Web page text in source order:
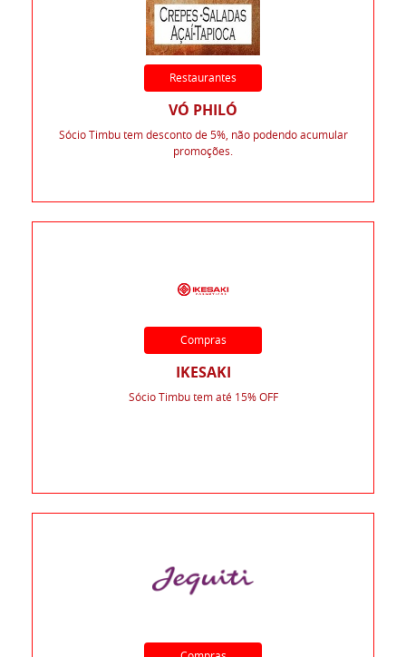
Restaurantes
VÓ PHILÓ
Sócio Timbu tem desconto de 5%, não podendo acumular
promoções.
Compras
IKESAKI
Sócio Timbu tem até 15% OFF